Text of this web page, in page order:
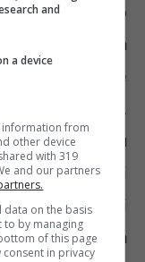
stipendio netto
sulla
come
e notturno.
– ipotesi più
fissa
si
sui compensi
incidere sulla
and
a device
from
other device
with 319
and our partners
data on the basis
to by managing
of this page
in privacy